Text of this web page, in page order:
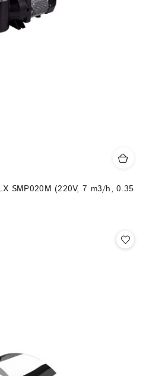
SMP020M (220V, 7 m3/h, 0.35